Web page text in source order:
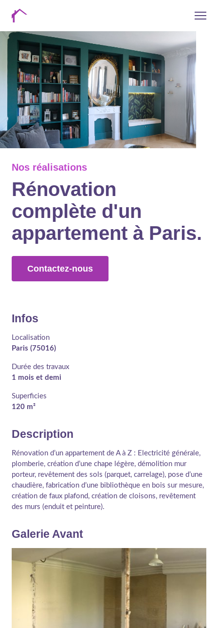
Nos réalisations
Rénovation
complète d'un
appartement à Paris.
Contactez-nous
Infos
Localisation
Paris (75016)
Durée des travaux
1 mois et demi
Superficies
120 m²
Description
Rénovation d’un appartement de A à Z : Electricité générale,
plomberie, création d’une chape légère, démolition mur
porteur, revêtement des sols (parquet, carrelage), pose d’une
chaudière, fabrication d’une bibliothèque en bois sur mesure,
création de faux plafond, création de cloisons, revêtement
des murs (enduit et peinture).
Galerie Avant